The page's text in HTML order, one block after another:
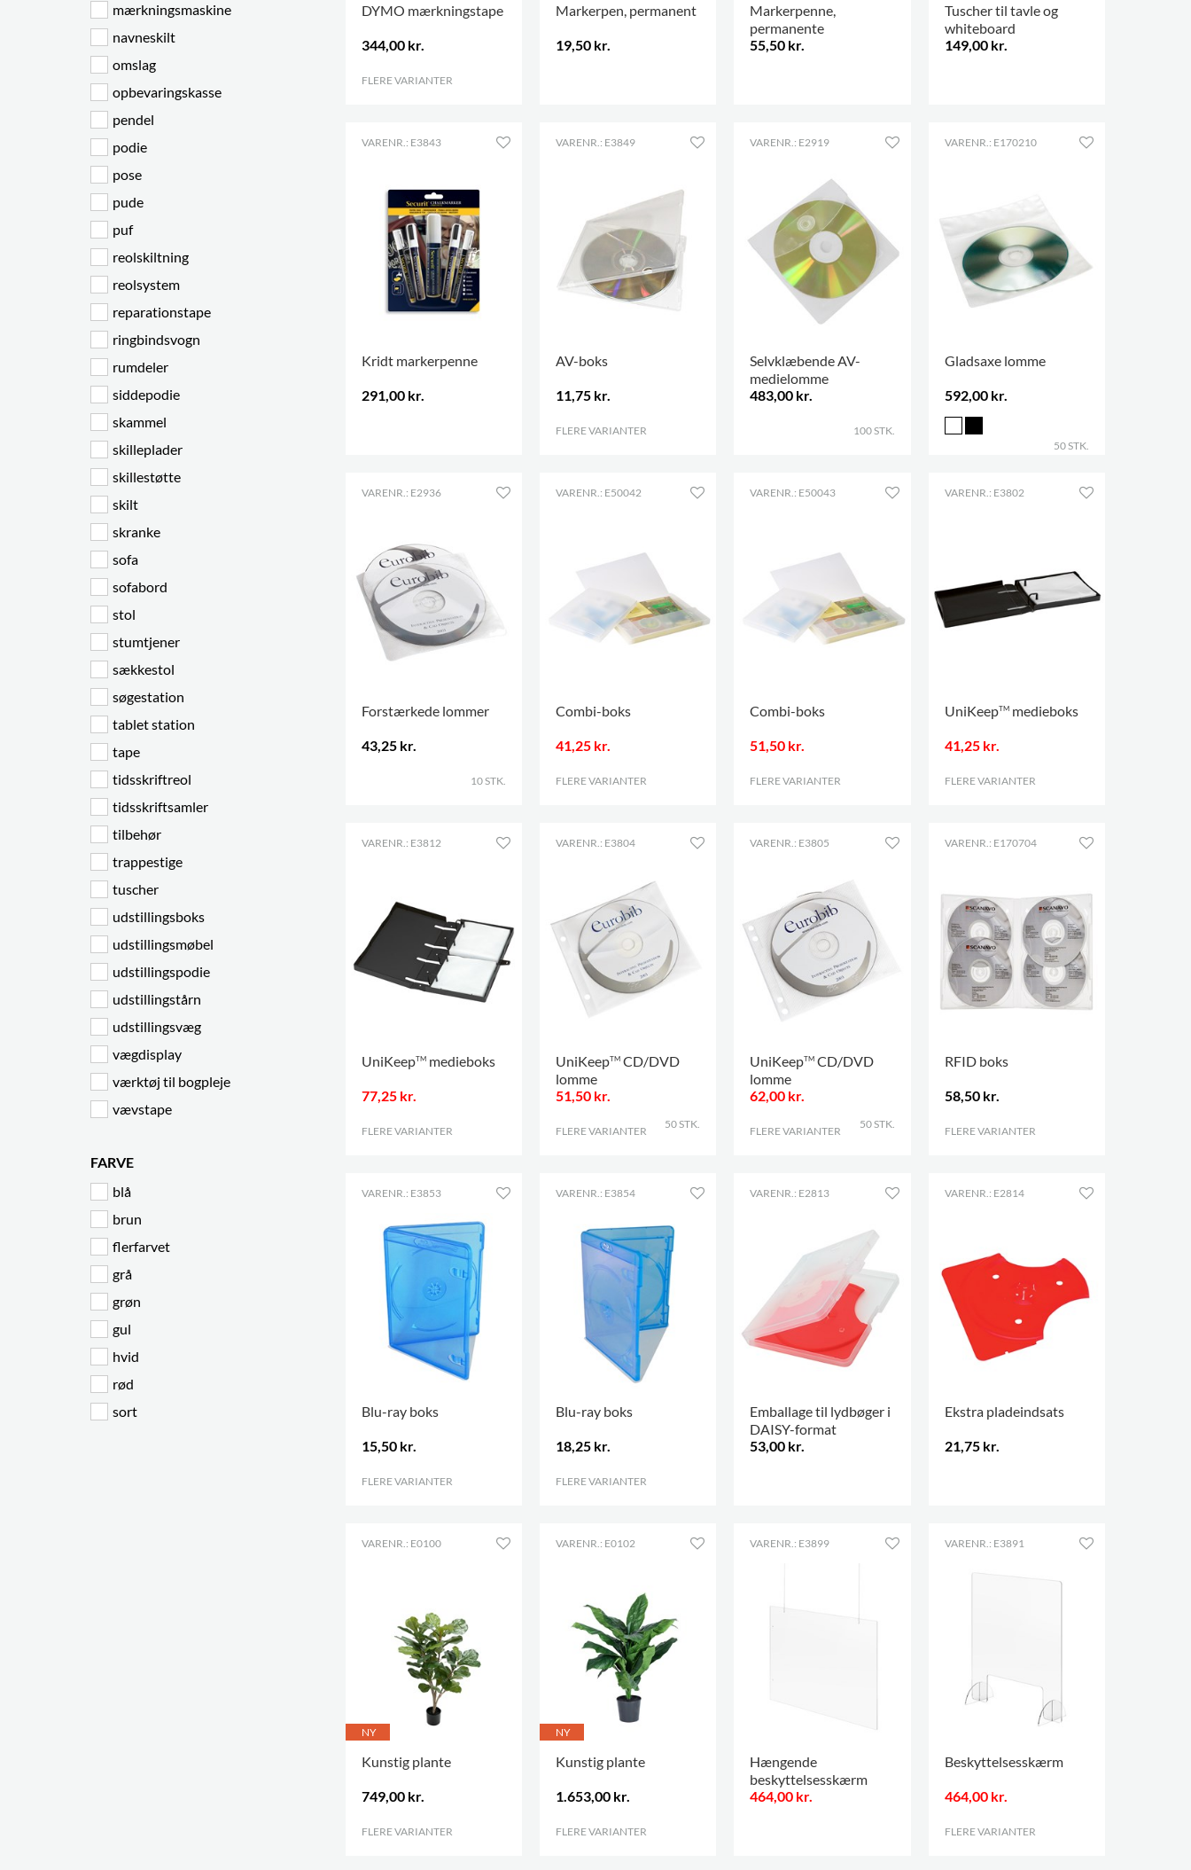
mærkningsmaskine
navneskilt
omslag
opbevaringskasse
pendel
podie
pose
pude
puf
reolskiltning
reolsystem
reparationstape
ringbindsvogn
rumdeler
siddepodie
skammel
skilleplader
skillestøtte
skilt
skranke
sofa
sofabord
stol
stumtjener
sækkestol
søgestation
tablet station
tape
tidsskriftreol
tidsskriftsamler
tilbehør
trappestige
tuscher
udstillingsboks
udstillingsmøbel
udstillingspodie
udstillingstårn
udstillingsvæg
vægdisplay
værktøj til bogpleje
vævstape
FARVE
blå
brun
flerfarvet
grå
grøn
gul
hvid
rød
sort
DYMO mærkningstape
344,00 kr.
FLERE VARIANTER
Markerpen, permanent
19,50 kr.
Markerpenne,
permanente
55,50 kr.
Tuscher til tavle og
whiteboard
149,00 kr.
VARENR.: E3843
Kridt markerpenne
291,00 kr.
VARENR.: E3849
AV-boks
11,75 kr.
FLERE VARIANTER
VARENR.: E2919
Selvklæbende AV-
medielomme
483,00 kr.
100 STK.
VARENR.: E170210
Gladsaxe lomme
592,00 kr.
50 STK.
VARENR.: E2936
Forstærkede lommer
43,25 kr.
10 STK.
VARENR.: E50042
Combi-boks
41,25 kr.
FLERE VARIANTER
VARENR.: E50043
Combi-boks
51,50 kr.
FLERE VARIANTER
VARENR.: E3802
UniKeepTMmedieboks
41,25 kr.
FLERE VARIANTER
VARENR.: E3812
UniKeepTMmedieboks
77,25 kr.
FLERE VARIANTER
VARENR.: E3804
UniKeepTMCD/DVD
lomme
51,50 kr.
FLERE VARIANTER
50 STK.
VARENR.: E3805
UniKeepTM CD/DVD
lomme
62,00 kr.
FLERE VARIANTER
50 STK.
VARENR.: E170704
RFID boks
58,50 kr.
FLERE VARIANTER
VARENR.: E3853
Blu-ray boks
15,50 kr.
FLERE VARIANTER
VARENR.: E3854
Blu-ray boks
18,25 kr.
FLERE VARIANTER
VARENR.: E2813
Emballage til lydbøger i
DAISY-format
53,00 kr.
VARENR.: E2814
Ekstra pladeindsats
21,75 kr.
VARENR.: E0100
NY
Kunstig plante
749,00 kr.
FLERE VARIANTER
VARENR.: E0102
NY
Kunstig plante
1.653,00 kr.
FLERE VARIANTER
VARENR.: E3899
Hængende
beskyttelsesskærm
464,00 kr.
VARENR.: E3891
Beskyttelsesskærm
464,00 kr.
FLERE VARIANTER